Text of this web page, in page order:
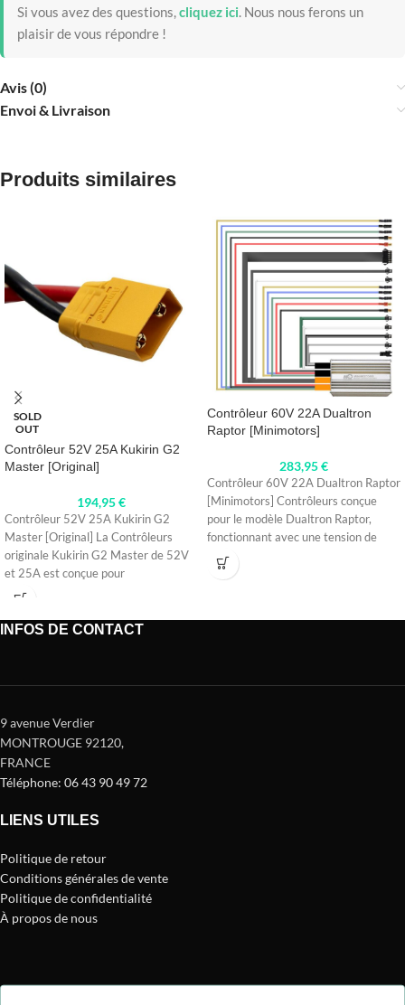
Si vous avez des questions,cliquez ici. Nous nous ferons un
plaisir de vous répondre !
Avis (0)
Envoi & Livraison
Produits similaires
SOLD
OUT
Contrôleur 52V 25A Kukirin G2
Master [Original]
194,95€
Contrôleur 52V 25A Kukirin G2
Master [Original] La Contrôleurs
originale Kukirin G2 Master de 52V
et 25A est conçue pour
Contrôleur 60V 22A Dualtron
Raptor [Minimotors]
283,95€
Contrôleur 60V 22A Dualtron Raptor
[Minimotors] Contrôleurs conçue
pour le modèle Dualtron Raptor,
fonctionnant avec une tension de
60V et
INFOS DE CONTACT
9 avenue Verdier
MONTROUGE 92120,
FRANCE
Téléphone: 06 43 90 49 72
LIENS UTILES
Politique de retour
Conditions générales de vente
Politique de confidentialité
À propos de nous